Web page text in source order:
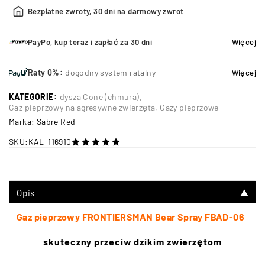
Bezpłatne zwroty, 30 dni na darmowy zwrot
PayPo, kup teraz i zapłać za 30 dni Więcej
Raty 0%: dogodny system ratalny Więcej
KATEGORIE: dysza Cone (chmura),
Gaz pieprzowy na agresywne zwierzęta, Gazy pieprzowe
Marka: Sabre Red
SKU: KAL-116910
Opis ▼
Gaz pieprzowy FRONTIERSMAN Bear Spray FBAD-06
skuteczny przeciw dzikim zwierzętom